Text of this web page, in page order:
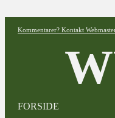
Kommentarer? Kontakt
FORSIDE